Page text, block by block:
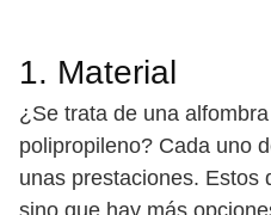
1. Material
¿Se trata de una
polipropileno? Cada uno
unas prestaciones. Estos
sino que hay más